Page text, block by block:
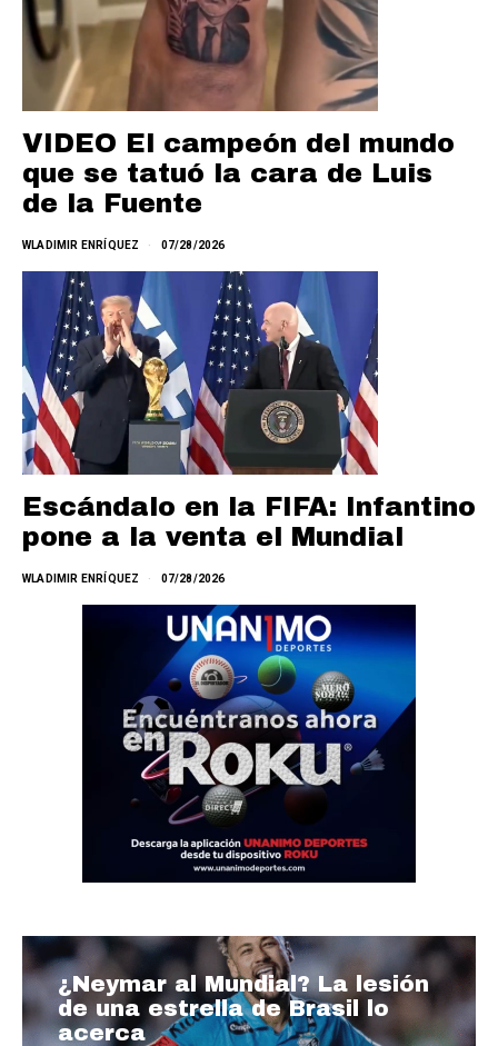
VIDEO El campeón del mundo
que se tatuó la cara de Luis
de la Fuente
WLADIMIR ENRÍQUEZ 07/28/2026
Escándalo en la FIFA: Infantino
pone a la venta el Mundial
WLADIMIR ENRÍQUEZ 07/28/2026
¿Neymar al Mundial? La lesión
de una estrella de Brasil lo
acerca